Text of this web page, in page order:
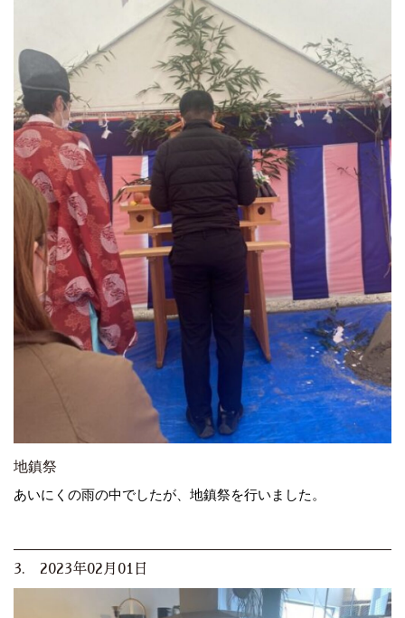
地鎮祭
あいにくの雨の中でしたが、地鎮祭を行いました。
3. 2023年02月01日